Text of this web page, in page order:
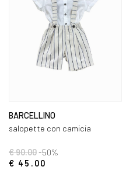
BARCELLINO
salopette con camicia
€ 90.00-50%
€ 45.00